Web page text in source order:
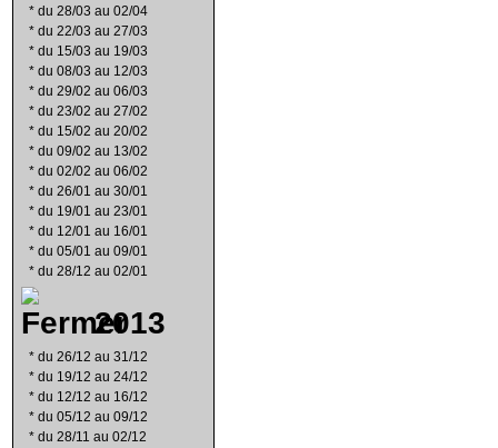
* du 28/03 au 02/04
* du 22/03 au 27/03
* du 15/03 au 19/03
* du 08/03 au 12/03
* du 29/02 au 06/03
* du 23/02 au 27/02
* du 15/02 au 20/02
* du 09/02 au 13/02
* du 02/02 au 06/02
* du 26/01 au 30/01
* du 19/01 au 23/01
* du 12/01 au 16/01
* du 05/01 au 09/01
* du 28/12 au 02/01
2013
* du 26/12 au 31/12
* du 19/12 au 24/12
* du 12/12 au 16/12
* du 05/12 au 09/12
* du 28/11 au 02/12